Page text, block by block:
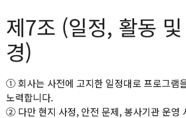
제7조 (일정, 활동
경)
① 회사는 사전에 고지한 일정대로 프로그램
노력합니다.
② 다만 현지 사정, 안전 문제, 봉사기관 운영